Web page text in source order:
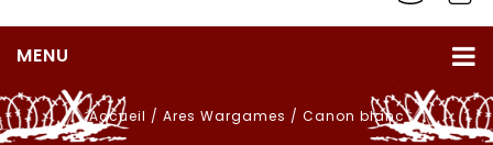
MENU
Accueil / Ares Wargames / Canon blanc